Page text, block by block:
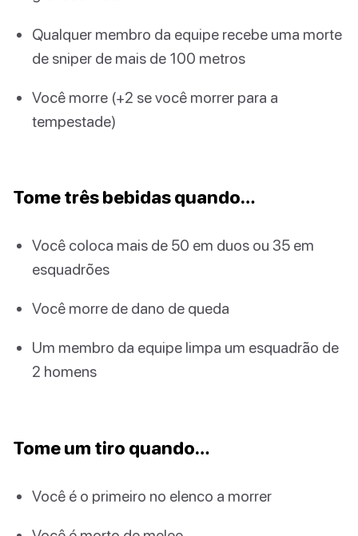
Qualquer membro da equipe recebe uma morte
de sniper de mais de 100 metros
Você morre (+2 se você morrer para a
tempestade)
Tome três bebidas quando…
Você coloca mais de 50 em duos ou 35 em
esquadrões
Você morre de dano de queda
Um membro da equipe limpa um esquadrão de
2 homens
Tome um tiro quando…
Você é o primeiro no elenco a morrer